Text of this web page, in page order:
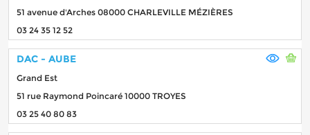
51 avenue d'Arches 08000 CHARLEVILLE MÉZIÈRES
03 24 35 12 52
DAC - AUBE
Grand Est
51 rue Raymond Poincaré 10000 TROYES
03 25 40 80 83